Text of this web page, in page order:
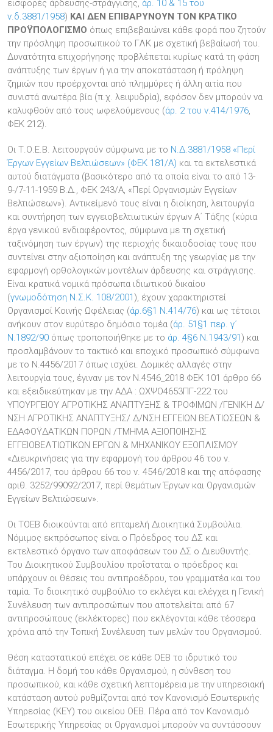
εισφορές άρδευσης-στράγγισης, άρ. 10 & 15 του
ν.δ.3881/1958) ΚΑΙ ΔΕΝ ΕΠΙΒΑΡΥΝΟΥΝ ΤΟΝ ΚΡΑΤΙΚΟ
ΠΡΟΫΠΟΛΟΓΙΣΜΟ όπως επιβεβαιώνει κάθε φορά που ζητούν
την πρόσληψη προσωπικού το ΓΛΚ με σχετική βεβαίωσή του.
Δυνατότητα επιχορήγησης προβλέπεται κυρίως κατά τη φάση
ανάπτυξης των έργων ή για την αποκατάσταση ή πρόληψη
ζημιών που προέρχονται από πλημμύρες ή άλλη αιτία που
συνιστά ανωτέρα βία (π.χ. λειψυδρία), εφόσον δεν μπορούν να
καλυφθούν από τους ωφελούμενους (άρ. 2 του ν.414/1976,
ΦΕΚ 212).
Οι Τ.Ο.Ε.Β. λειτουργούν σύμφωνα με το Ν.Δ.3881/1958 «Περί
Έργων Εγγείων Βελτιώσεων» (ΦΕΚ 181/Α) και τα εκτελεστικά
αυτού διατάγματα (βασικότερο από τα οποία είναι το από 13-
9-/7-11-1959 Β.Δ., ΦΕΚ 243/Α, «Περί Οργανισμών Εγγείων
Βελτιώσεων»). Αντικείμενό τους είναι η διοίκηση, λειτουργία
και συντήρηση των εγγειοβελτιωτικών έργων Α΄ Τάξης (κύρια
έργα γενικού ενδιαφέροντος, σύμφωνα με τη σχετική
ταξινόμηση των έργων) της περιοχής δικαιοδοσίας τους που
συντείνει στην αξιοποίηση και ανάπτυξη της γεωργίας με την
εφαρμογή ορθολογικών μοντέλων άρδευσης και στράγγισης.
Είναι κρατικά νομικά πρόσωπα ιδιωτικού δικαίου
(γνωμοδότηση Ν.Σ.Κ. 108/2001), έχουν χαρακτηριστεί
Οργανισμοί Κοινής Ωφέλειας (άρ.6§1 Ν.414/76) και ως τέτοιοι
ανήκουν στον ευρύτερο δημόσιο τομέα (άρ. 51§1 περ. γ΄
Ν.1892/90 όπως τροποποιήθηκε με το άρ. 4§6 Ν.1943/91) και
προσλαμβάνουν το τακτικό και εποχικό προσωπικό σύμφωνα
με το Ν.4456/2017 όπως ισχύει. Δομικές αλλαγές στην
λειτουργία τους, έγιναν με τον Ν.4546_2018 ΦΕΚ 101 άρθρο 66
και εξειδικεύτηκαν με την ΑΔΑ : ΩΧΨΟ4653ΠΓ-222 του
ΥΠΟΥΡΓΕΙΟΥ ΑΓΡΟΤΙΚΗΣ ΑΝΑΠΤΥΞΗΣ & ΤΡΟΦΙΜΩΝ /ΓΕΝΙΚΗ Δ/
ΝΣΗ ΑΓΡΟΤΙΚΗΣ ΑΝΑΠΤΥΞΗΣ/ Δ/ΝΣΗ ΕΓΓΕΙΩΝ ΒΕΛΤΙΩΣΕΩΝ &
ΕΔΑΦΟΫΔΑΤΙΚΩΝ ΠΟΡΩΝ /ΤΜΗΜΑ ΑΞΙΟΠΟΙΗΣΗΣ
ΕΓΓΕΙΟΒΕΛΤΙΩΤΙΚΩΝ ΕΡΓΩΝ & ΜΗΧΑΝΙΚΟΥ ΕΞΟΠΛΙΣΜΟΥ
«Διευκρινήσεις για την εφαρμογή του άρθρου 46 του ν.
4456/2017, του άρθρου 66 του ν. 4546/2018 και της απόφασης
αριθ. 3252/99092/2017, περί θεμάτων Έργων και Οργανισμών
Εγγείων Βελτιώσεων».
Οι ΤΟΕΒ διοικούνται από επταμελή Διοικητικά Συμβούλια.
Νόμιμος εκπρόσωπος είναι ο Πρόεδρος του ΔΣ και
εκτελεστικό όργανο των αποφάσεων του ΔΣ ο Διευθυντής.
Του Διοικητικού Συμβουλίου προΐσταται ο πρόεδρος και
υπάρχουν οι θέσεις του αντιπροέδρου, του γραμματέα και του
ταμία. Το διοικητικό συμβούλιο το εκλέγει και ελέγχει η Γενική
Συνέλευση των αντιπροσώπων που αποτελείται από 67
αντιπροσώπους (εκλέκτορες) που εκλέγονται κάθε τέσσερα
χρόνια από την Τοπική Συνέλευση των μελών του Οργανισμού.
Θέση καταστατικού επέχει σε κάθε ΟΕΒ το ιδρυτικό του
διάταγμα. Η δομή του κάθε Οργανισμού, η σύνθεση του
προσωπικού, και κάθε σχετική λεπτομέρεια με την υπηρεσιακή
κατάσταση αυτού ρυθμίζονται από τον Κανονισμό Εσωτερικής
Υπηρεσίας (ΚΕΥ) του οικείου ΟΕΒ. Πέρα από τον Κανονισμό
Εσωτερικής Υπηρεσίας οι Οργανισμοί μπορούν να συντάσσουν